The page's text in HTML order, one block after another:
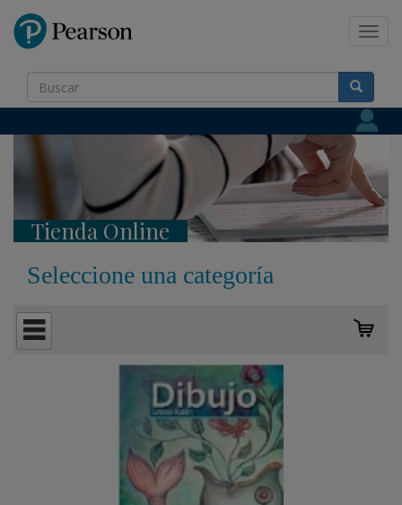
Tienda Online
Seleccione una categoría